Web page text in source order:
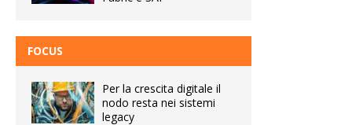
FOCUS
Per la crescita digitale il
nodo resta nei sistemi
legacy